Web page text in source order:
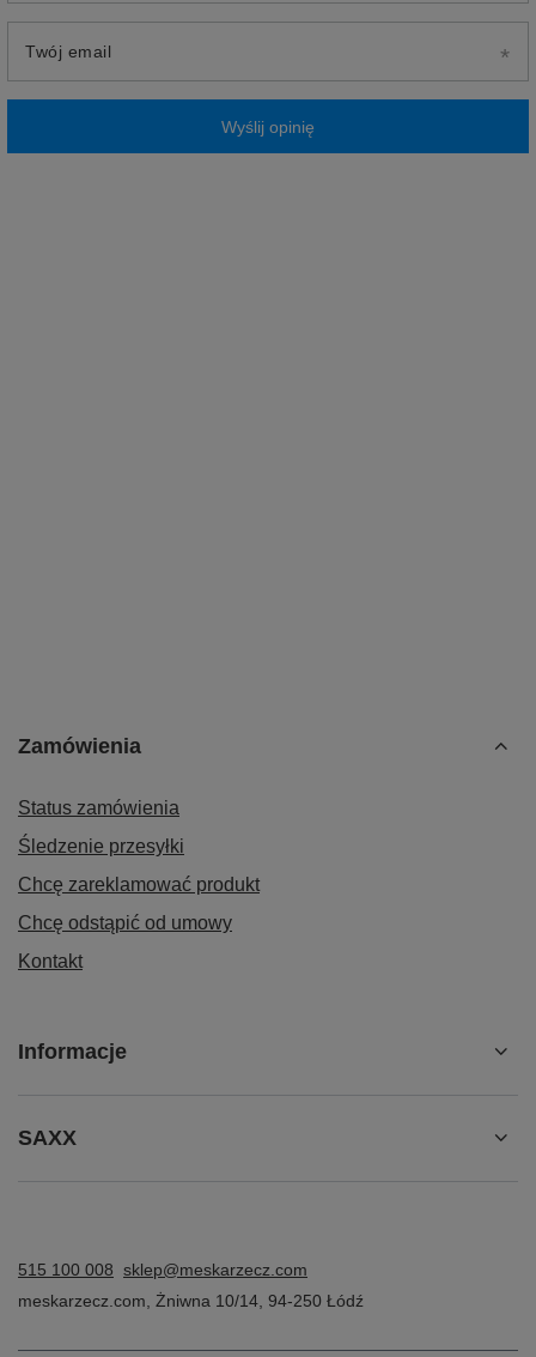
Twój email
Wyślij opinię
Zamówienia
Status zamówienia
Śledzenie przesyłki
Chcę zareklamować produkt
Chcę odstąpić od umowy
Kontakt
Informacje
SAXX
515 100 008 sklep@meskarzecz.com
meskarzecz.com
Żniwna 10/14 94-250 Łódź